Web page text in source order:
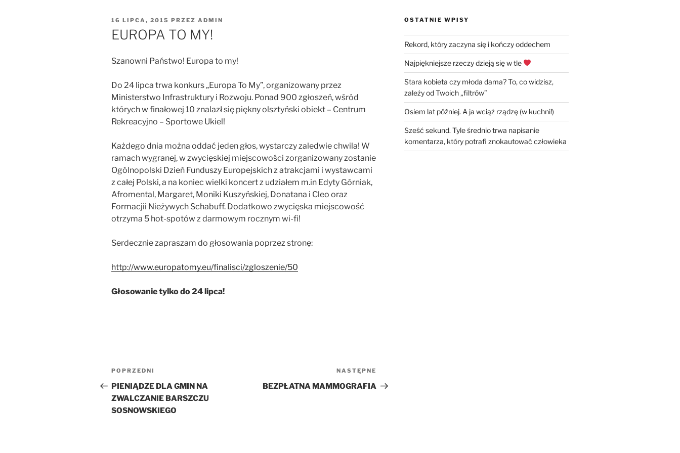
OPUBLIKOWANE
W
16 LIPCA, 2015 PRZEZ ADMIN
EUROPA TO MY!
Szanowni Państwo! Europa to my!
Do 24 lipca trwa konkurs „Europa To My”, organizowany przez
Ministerstwo Infrastruktury i Rozwoju. Ponad 900 zgłoszeń, wśród
których w finałowej 10 znalazł się piękny olsztyński obiekt – Centrum
Rekreacyjno – Sportowe Ukiel!
Każdego dnia można oddać jeden głos, wystarczy zaledwie chwila! W
ramach wygranej, w zwycięskiej miejscowości zorganizowany zostanie
Ogólnopolski Dzień Funduszy Europejskich z atrakcjami i wystawcami
z całej Polski, a na koniec wielki koncert z udziałem m.in Edyty Górniak,
Afromental, Margaret, Moniki Kuszyńskiej, Donatana i Cleo oraz
Formacjii Nieżywych Schabuff. Dodatkowo zwycięska miejscowość
otrzyma 5 hot-spotów z darmowym rocznym wi-fi!
Serdecznie zapraszam do głosowania poprzez stronę:
http://www.europatomy.eu/finalisci/zgloszenie/50
Głosowanie tylko do 24 lipca!
Nawigacja
wpisu
Poprzedni
wpis
POPRZEDNI
PIENIĄDZE DLA GMIN NA
ZWALCZANIE BARSZCZU
SOSNOWSKIEGO
wpis
NASTĘPNE
BEZPŁATNA MAMMOGRAFIA
OSTATNIE WPISY
Rekord, który zaczyna się i kończy oddechem
Najpiękniejsze rzeczy dzieją się w tle
Stara kobieta czy młoda dama? To, co widzisz,
zależy od Twoich „filtrów”
Osiem lat później. A ja wciąż rządzę (w kuchni!)
Sześć sekund. Tyle średnio trwa napisanie
komentarza, który potrafi znokautować człowieka